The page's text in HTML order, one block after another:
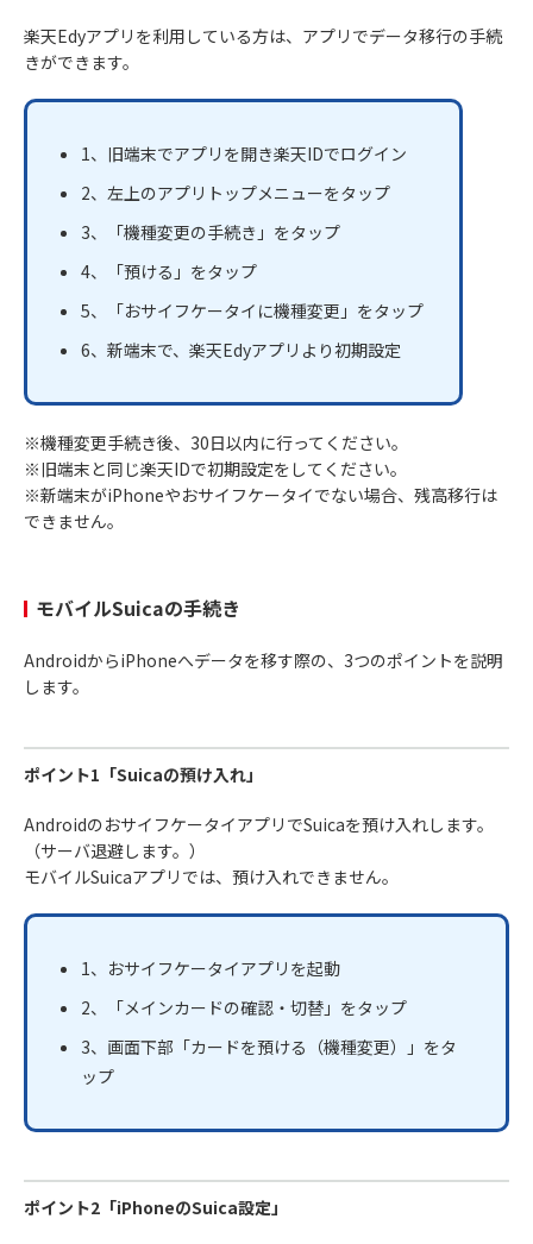
楽天Edyアプリを利用している方は、アプリでデータ移行の手続
きができます。
1、旧端末でアプリを開き楽天IDでログイン
2、左上のアプリトップメニューをタップ
3、「機種変更の手続き」をタップ
4、「預ける」をタップ
5、「おサイフケータイに機種変更」をタップ
6、新端末で、楽天Edyアプリより初期設定
※機種変更手続き後、30日以内に行ってください。
※旧端末と同じ楽天IDで初期設定をしてください。
※新端末がiPhoneやおサイフケータイでない場合、残高移行は
できません。
モバイルSuicaの手続き
AndroidからiPhoneへデータを移す際の、3つのポイントを説明
します。
ポイント1「Suicaの預け入れ」
AndroidのおサイフケータイアプリでSuicaを預け入れします。
（サーバ退避します。）
モバイルSuicaアプリでは、預け入れできません。
1、おサイフケータイアプリを起動
2、「メインカードの確認・切替」をタップ
3、画面下部「カードを預ける（機種変更）」をタ
ップ
ポイント2「iPhoneのSuica設定」